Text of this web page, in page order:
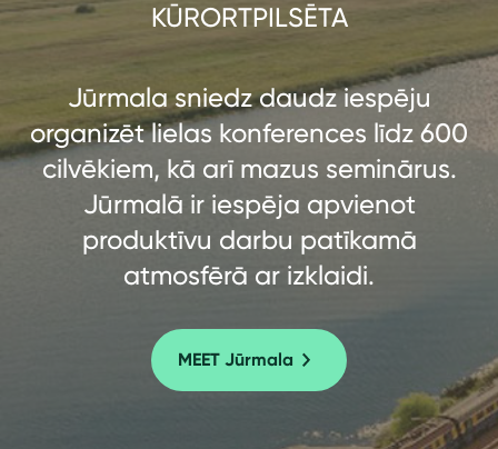
KŪRORTPILSĒTA
Jūrmala sniedz daudz iespēju
organizēt lielas konferences līdz 600
cilvēkiem, kā arī mazus seminārus.
Jūrmalā ir iespēja apvienot
produktīvu darbu patīkamā
atmosfērā ar izklaidi.
MEET Jūrmala